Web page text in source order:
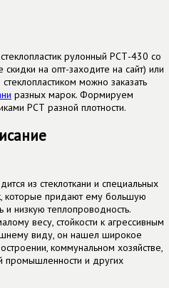
рулонный РСТ-430 со
на опт-заходите на сайт) или
можно заказать
разных марок. Формируем
РСТ разной плотности.
из стеклоткани и специальных
которые придают ему большую
и низкую теплопроводность.
весу, стойкости к агрессивным
виду, он нашел широкое
коммунальном хозяйстве,
промышленности и других